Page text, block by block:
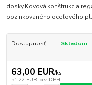
dosky.Kovová konštrukcia
pozinkovaného oceľového
Dostupnosť Skladom
63,00 EUR/ks
51,22 EUR bez DPH